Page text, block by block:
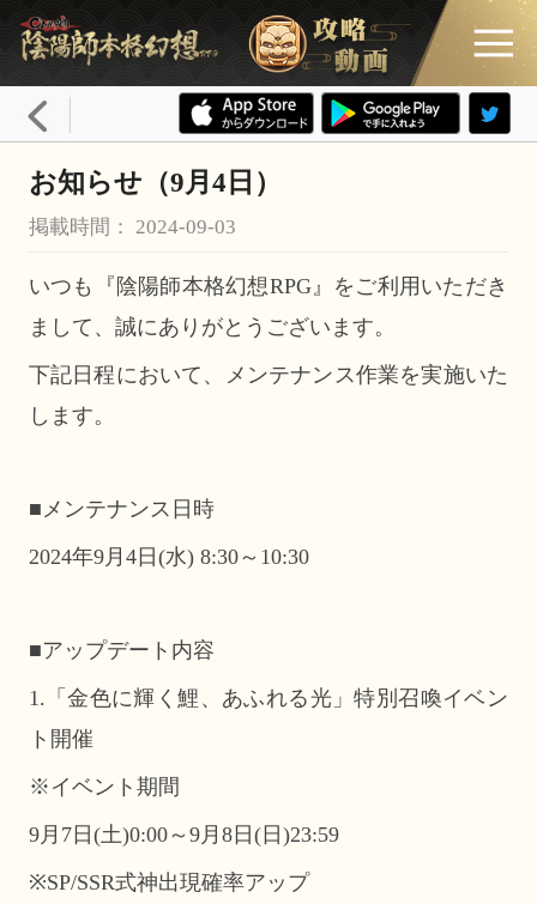
お知らせ（9月4日）
掲載時間： 2024-09-03
いつも『陰陽師本格幻想RPG』をご利用いただき
まして、誠にありがとうございます。
下記日程において、メンテナンス作業を実施いた
します。
■メンテナンス日時
2024年9月4日(水) 8:30～10:30
■アップデート内容
1.「 金色に輝く鯉、あふれる光」特別召喚イベン
ト開催
※イベント期間
9月7日(土)0:00～9月8日(日)23:59
※SP/SSR式神出現確率アップ